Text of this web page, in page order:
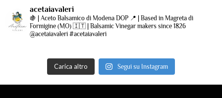
acetaiavaleri
🍇 | Aceto Balsamico di Modena DOP 📍 | Based in Magreta di
Formigine (MO) 🇮🇹 | Balsamic Vinegar makers since 1826
@acetaiavaleri #acetaiavaleri
Carica altro Segui su Instagram